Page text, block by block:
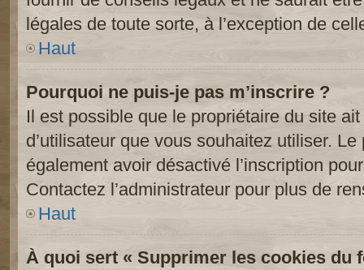
légales de toute sorte, à l’exception de
Haut
Pourquoi ne puis-je pas m’inscrire ?
Il est possible que le propriétaire du site
d’utilisateur que vous souhaitez utiliser.
également avoir désactivé l’inscription
Contactez l’administrateur pour plus de
Haut
À quoi sert « Supprimer les cookies du